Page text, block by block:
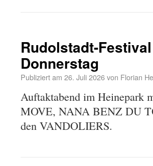
Rudolstadt-
Donnerstag
Publiziert am 26. Juli 2026von Florian
Auftaktabend im
MOVE, NANA BENZ DU
den VANDOLIERS.